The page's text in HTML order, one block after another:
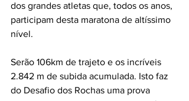
dos grandes atletas que, todos os anos,
participam desta maratona de altíssimo
nível.
Serão 106km de trajeto e os incríveis
2.842 m de subida acumulada. Isto faz
do Desafio dos Rochas uma prova